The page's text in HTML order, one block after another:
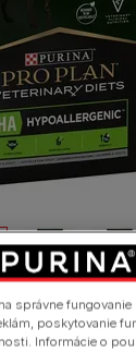
pre psy
správne fungovanie
poskytovanie
Informácie o